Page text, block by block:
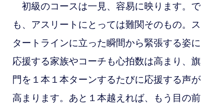
初級のコースは一見、容易に映ります。で
も、アスリートにとっては難関そのもの。ス
タートラインに立った瞬間から緊張する姿に
応援する家族やコーチも心拍数は高まり、旗
門を１本１本ターンするたびに応援する声が
高まります。あと１本越えれば、もう目の前